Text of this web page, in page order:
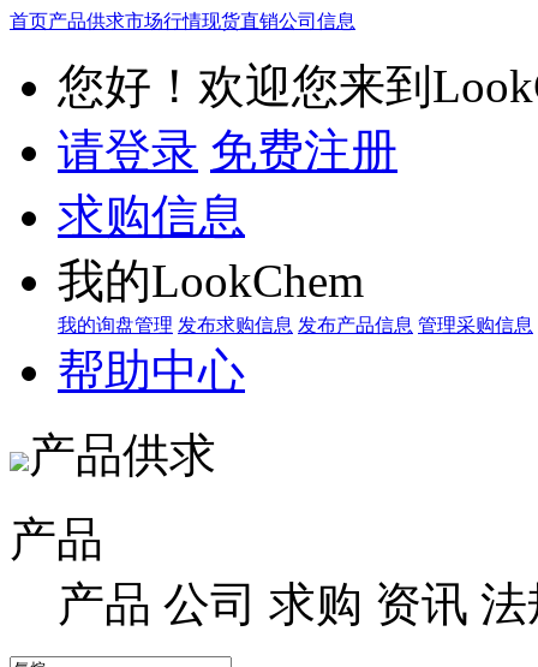
首页产品供求市场行情现货直销公司信息
您好！欢迎您来到
请登录 免费注册
求购信息
我的LookChem
我的询盘管理 发布求购信息 发布产品信息 管理采购信息
帮助中心
产品供求
产品
产品 公司 求购 资讯 法